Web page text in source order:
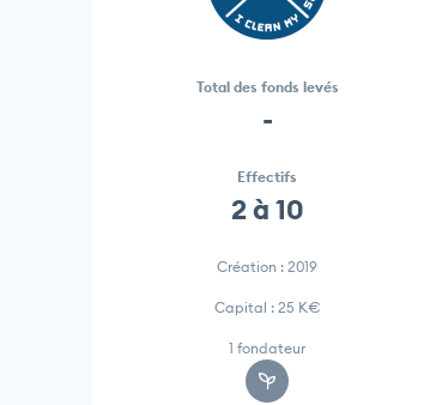
Total des fonds levés
-
Effectifs
2 à 10
Création : 2019
Capital : 25 K€
1 fondateur